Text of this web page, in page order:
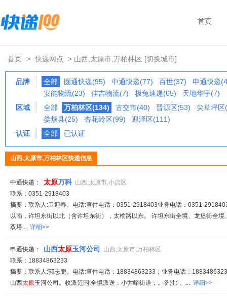
首页
首页 > 快递网点 > 山西,太原市,万柏林区 [切换城市]
品牌 全部 圆通快递(95) 中通快递(77) 百世(37)
申通快递
安能物流(23)
佳吉物流(7) 极兔速递(65)
天地华宇(7)
区域
全部 万柏林区(134) 古交市(40) 晋源区(53)
尖草坪区
娄烦县(25)
杏花岭区(99)
迎泽区(111)
认证
全部 已认证
山西,太原市,万柏林区快递信息
中通快递： 太原万科 山西,太原市,小店区
联系：0351-2918403
摘要：联系人:卫迎春。电话:查件电话：0351-2918403业务电话：0351-
以南，许坦东街以北（含许坦东街），太榆路以东。 许坦东街全境、龙堡街全
双塔... 详细>>
申通快递： 山西太原玉河公司
山西,太原市,万柏林区
联系：18834863233
摘要：联系人:郭志鹏。电话:查件电话：18834863233；业务电话：
山西太原玉河公司。收派范围:全境派送：小井峪街道；。备注:-。... 详细>>